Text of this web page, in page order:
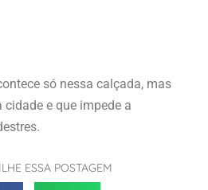
só nessa calçada, mas
e que impede a
ESSA POSTAGEM